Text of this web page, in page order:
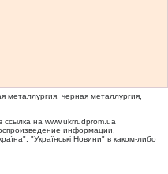
металлургия, черная металлургия,
ссылка на www.ukrrudprom.ua
информации,
"Українськi Новини" в каком-либо